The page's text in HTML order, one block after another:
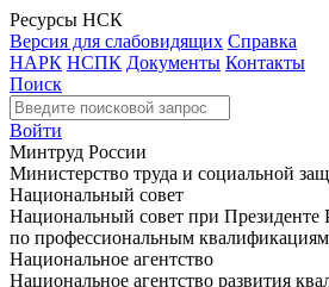
Ресурсы НСК
Версия для слабовидящих Справка
НАРК НСПК Документы Контакты
Поиск
Войти
Минтруд России
Министерство труда и социальной
Национальный совет
Национальный совет при Президенте
по профессиональным квалификациям
Национальное агентство
Национальное агентство развития